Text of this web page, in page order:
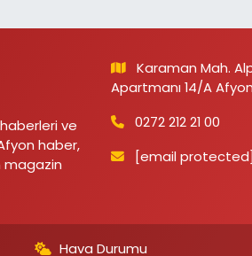
ve
haber,
magazin
Karaman Mah.
Apartmanı 14/A
0272 212 21 00
[email protected]
Hava Durumu